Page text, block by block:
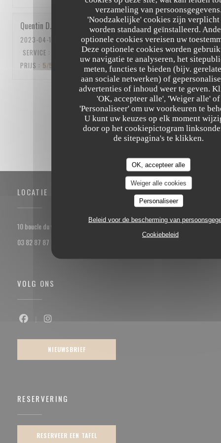
verzameling van
'Noodzakelijke' cookies zijn verplicht
worden standaard geïnstalleerd.
optionele cookies vereisen uw
Deze optionele cookies worden
uw navigatie te analyseren, het
meten, functies te bieden (bijv.
aan sociale netwerken) of
advertenties of inhoud weer te geven.
'OK, accepteer alle', 'Weiger alle' of
'Personaliseer' om uw voorkeuren te
U kunt uw keuzes op elk moment
door op het cookiepictogram
de sitepagina's te klikken.
OK, accepteer alle
Weiger alle cookies
Personaliseer
Beleid voor de bescherming van
Cookiebeleid
Quentin D
2023-04-15
- 12:15 - GASTEN 5
SERVICE : ATMOSFEER: 5/5 KEUKEN: 5/5 KWALITEIT /
PRIJS : 5/5
2 3
LOCATIE
10 boucle du val Marie 57100 Thionville((opent in een nieuw venster))
03 82 87 87 85
VOLG ONS
Facebook ((opent in een nieuw venster))
NIEUWSBRIEF
RESERVERING
RESERVEER EEN TAFEL